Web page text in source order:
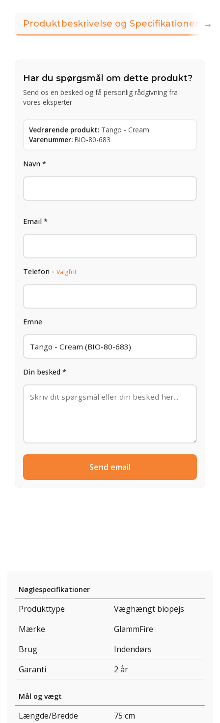
Produktbeskrivelse og Specifikationer
Har du spørgsmål om dette produkt?
Send os en besked og få personlig rådgivning fra
vores eksperter
Vedrørende produkt: Tango - Cream
Varenummer: BIO-80-683
Navn *
Email *
Telefon - Valgfrit
Emne
Din besked *
Send email
Nøglespecifikationer
Produkttype
Væghængt biopejs
Mærke
GlammFire
Brug
Indendørs
Garanti
2 år
Mål og vægt
Længde/Bredde 75 cm
→